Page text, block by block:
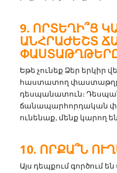
ՈՐՏԵՂԻ՞Ց
ԱՆՀՐԱԺԵՇՏ
Եթե չունեք Ձեր երկիր
հաստատող
դեսպանատուն։
ճանապարհորդական
ունենաք, մենք կարող
ՈՐՔԱ՞Ն
Այս դեպքում գործում